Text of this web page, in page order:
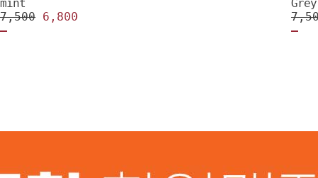
mint
7,500 6,800
Grey